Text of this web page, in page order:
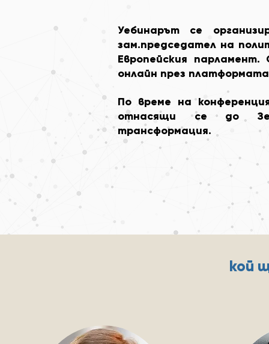
Уебинарът се
зам.председател на
Европейския
онлайн през платформата
По време на
отнасящи се до
трансформация.
кой